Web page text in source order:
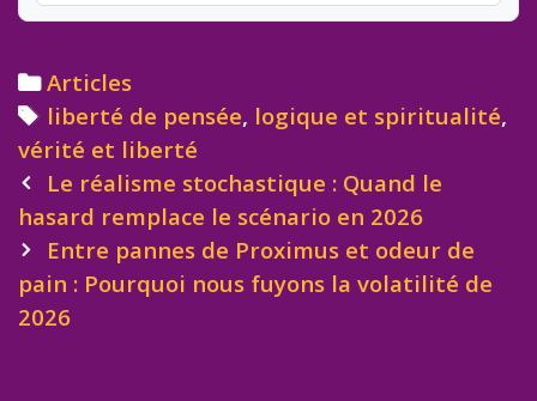
Categories
Articles
Tags
liberté de pensée, logique et spiritualité,
vérité et liberté
Post
navigation
Le réalisme stochastique : Quand le
hasard remplace le scénario en 2026
Entre pannes de Proximus et odeur de
pain : Pourquoi nous fuyons la volatilité de
2026